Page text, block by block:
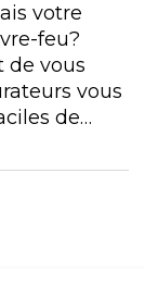
votre
feu?
de vous
vous
de…